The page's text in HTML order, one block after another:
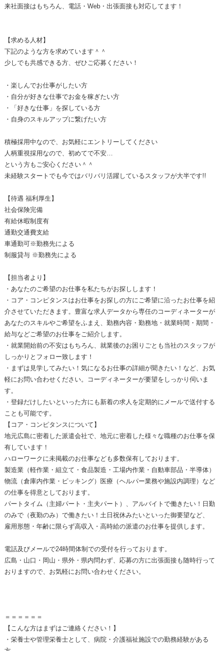
来社面接はもちろん、電話・Web・出張面接も対応してます！
【求める人材】
下記のような方を求めています＾＾
少しでも共感できる方、ぜひご応募ください！
・楽しんでお仕事がしたい方
・自分が好きな仕事でお金を稼ぎたい方
・「好きな仕事」を探している方
・自身のスキルアップに繋げたい方
積極採用中なので、お気軽にエントリーしてください
人柄重視採用なので、初めてで不安…
という方もご安心ください＾＾
未経験スタートでも今ではバリバリ活躍しているスタッフが大半です!!
【待遇 福利厚生】
社会保険完備
有給休暇制度有
通勤交通費支給
車通勤可※勤務先による
制服貸与 ※勤務先による
【担当者より】
・あなたのご希望のお仕事を私たちがお探しします！
・コア・コンピタンスはお仕事をお探しの方にご希望に沿ったお仕事を紹
介させていただきます。豊富な求人データから専任のコーディネーターが
あなたのスキルやご希望をふまえ、勤務内容・勤務地・就業時間・期間・
給与などご希望のお仕事をご紹介します。
・就業開始前の不安はもちろん、就業後のお困りごとも当社のスタッフが
しっかりとフォロー致します！
・まずは見学してみたい！気になるお仕事の詳細が聞きたい！など、お気
軽にお問い合わせください。コーディネーターが要望をしっかり伺いま
す。
・登録だけしたいといった方にも新着の求人を定期的にメールで送付する
ことも可能です。
【コア・コンピタンスについて】
地元広島に密着した派遣会社で、地元に密着した様々な職種のお仕事を保
有しています！
ハローワークに未掲載のお仕事なども多数保有しております。
製造業（軽作業・組立て・食品製造・工場内作業・自動車部品・半導体）
物流（倉庫内作業・ピッキング）医療（ヘルパー業務や施設内調理）など
の仕事を得意としております。
パートタイム（主婦パート・主夫パート）、アルバイトで働きたい！日勤
のみで（夜勤のみ）で働きたい！土日祝休みたいといった御要望など、
雇用形態・年齢に限らず高収入・高時給の派遣のお仕事を提供します。
電話及びメールで24時間体制での受付を行っております。
広島・山口・岡山・県外・県内問わず、応募の方に出張面接も随時行って
おりますので、お気軽にお問い合わせください。
＝＝＝＝＝＝
【こんな方はまずはご連絡ください！】
・栄養士や管理栄養士として、病院・介護福祉施設での勤務経験がある